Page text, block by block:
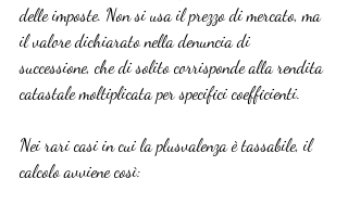
delle imposte. Non si usa il prezzo di mercato, ma
il valore dichiarato nella denuncia di
successione, che di solito corrisponde alla rendita
catastale moltiplicata per specifici coefficienti.
Nei rari casi in cui la plusvalenza è tassabile, il
calcolo avviene così: